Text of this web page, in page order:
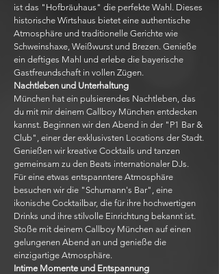
ist das "Hofbräuhaus" die perfekte Wahl. Dieses
historische Wirtshaus bietet eine authentische
Atmosphäre und traditionelle Gerichte wie
Schweinshaxe, Weißwurst und Brezen. Genieße
ein deftiges Mahl und erlebe die bayerische
Gastfreundschaft in vollen Zügen.
Nachtleben und Unterhaltung
München hat ein pulsierendes Nachtleben, das
du mit mir deinem Callboy München entdecken
kannst. Beginnen wir den Abend in der "P1 Bar &
Club", einer der exklusivsten Locations der Stadt.
Genießen wir kreative Cocktails und tanzen
gemeinsam zu den Beats internationaler DJs.
Für eine etwas entspanntere Atmosphäre
besuchen wir die "Schumann's Bar", eine
ikonische Cocktailbar, die für ihre hochwertigen
Drinks und ihre stilvolle Einrichtung bekannt ist.
Stoße mit deinem Callboy München auf einen
gelungenen Abend an und genieße die
einzigartige Atmosphäre.
Intime Momente und Entspannung